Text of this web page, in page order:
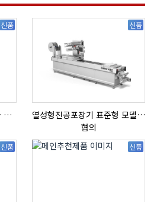
신품
강력한 이동식 샌딩기 / 고급 이태리 IBIX샌드블라스터
신품
열성형진공포장기 표준형 모델 OMNIVAC S-200
협의
신품 신품